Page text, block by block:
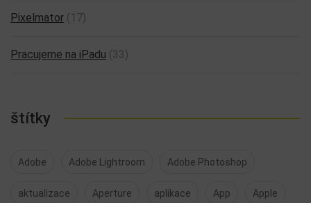
Pixelmator (17)
Pracujeme na iPadu (33)
štítky
Adobe Adobe Lightroom Adobe Photoshop
aktualizace Aperture aplikace App Apple